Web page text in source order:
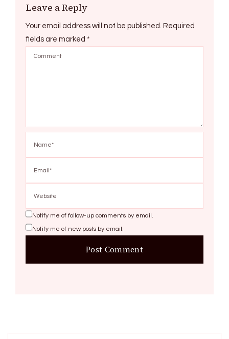
Leave a Reply
Your email address will not be published.
Required
fields are marked *
Notify me of follow-up comments by email.
Notify me of new posts by email.